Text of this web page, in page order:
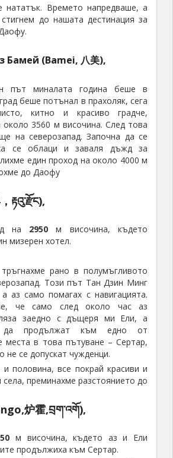
нататък. Времето напредваше, а
до нашата дестинация за
Бамей (Bamei, 八美),
път миналата година беше в
беше потънал в прахоляк, сега
китно и красиво градче,
3560 м височина. След това
на северозапад. Започна да се
се облаци и заваля дъжд за
един проход на около 4000 м
до Даофу
རྟའུ་རྫོང),
на 2950м височина, където
мизерен хотел.
рано в полумъгливото
Този път Тан Дзин Минг
аз само помагах с навигацията.
че само след около час аз
заедно с дъщеря ми Ели, а
да продължат към едно от
места в това пътуване – Сертар,
не се допускат чужденци.
половина, все покрай красиви и
села, преминахме разстоянието до
炉霍,བྲག་འགོ),
м височина, където аз и Ели
продължиха към Сертар.